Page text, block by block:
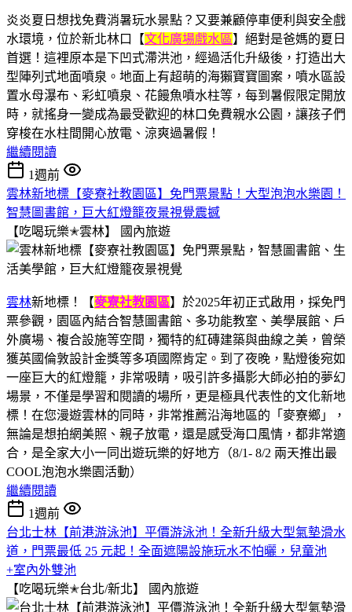
炎炎夏日想找免費消暑玩水景點？又要兼顧停車便利與安全戲
水環境，位於新北林口【文化廣場戲水區】絕對是爸媽的夏日
首選！這裡原本是下凹式滯洪池，經過活化升級後，打造出大
型陣列式地面噴泉。地面上有超萌的海獺寶寶圖案，噴水區設
置水母瀑布、彩虹噴泉、花饅魚噴水柱等，每到暑假限定開放
時，就搖身一變成為最受歡迎的林口免費親水公園，讓孩子們
穿梭在水柱間開心放電、涼爽過暑假！
繼續閱讀
1週前
雲林新地標【麥寮社教園區】免門票景點！大型泡泡水樂園！
智慧圖書館，巨大紅燈籠夜景視覺震撼
【吃喝玩樂✭雲林】
國內旅遊
雲林新地標！【麥寮社教園區】於2025年初正式啟用，採免門
票參觀，園區內結合智慧圖書館、多功能教室、美學展館、戶
外廣場、複合設施等空間，獨特的紅磚建築與曲線之美，曾榮
獲英國倫敦設計金獎等多項國際肯定。到了夜晚，點燈後宛如
一座巨大的紅燈籠，非常吸睛，吸引許多攝影大師必拍的夢幻
場景，不僅是學習和閱讀的場所，更是極具代表性的文化新地
標！在您漫遊雲林的同時，非常推薦沿海地區的「麥寮鄉」，
無論是想拍網美照、親子放電，還是感受海口風情，都非常適
合，是全家大小一同出遊玩樂的好地方（8/1- 8/2 兩天推出最
COOL泡泡水樂園活動）
繼續閱讀
1週前
台北士林【前港游泳池】平價游泳池！全新升級大型氣墊滑水
道，門票最低 25 元起！全面遮陽設施玩水不怕曬，兒童池
+室內外雙池
【吃喝玩樂✭台北/新北】
國內旅遊